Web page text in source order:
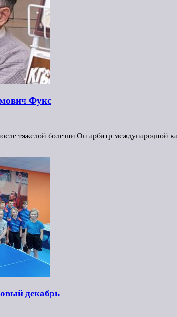
Фукс
тяжелой болезни.Он арбитр международной
декабрь